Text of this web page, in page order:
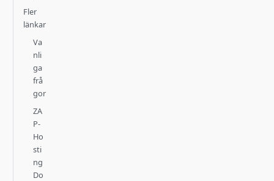
Fler
länkar
Va
nli
ga
frå
gor
ZA
P-
Ho
sti
ng
Do